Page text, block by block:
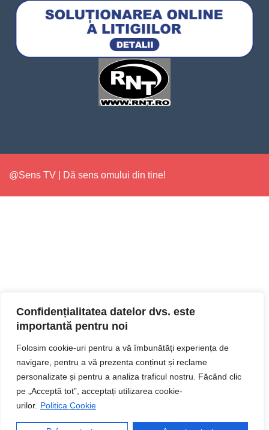
Confidențialitatea datelor dvs. este
importantă pentru noi
Folosim cookie-uri pentru a vă îmbunătăți experiența de
navigare, pentru a vă prezenta conținut și reclame
personalizate și pentru a analiza traficul nostru. Făcând clic
pe „Acceptă tot”, acceptați utilizarea cookie-
urilor. Politica Cookie
@Sens TV | Dă sens omului din tine!